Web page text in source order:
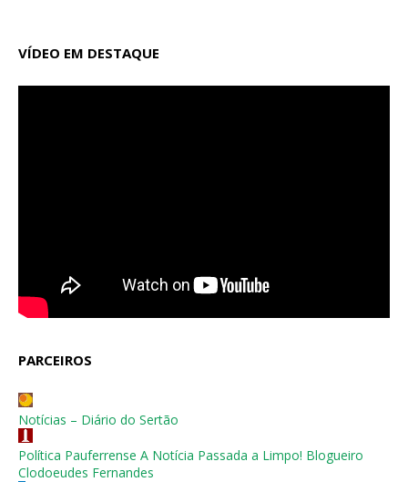
VÍDEO EM DESTAQUE
PARCEIROS
Notícias – Diário do Sertão
Política Pauferrense A Notícia Passada a Limpo! Blogueiro
Clodoeudes Fernandes